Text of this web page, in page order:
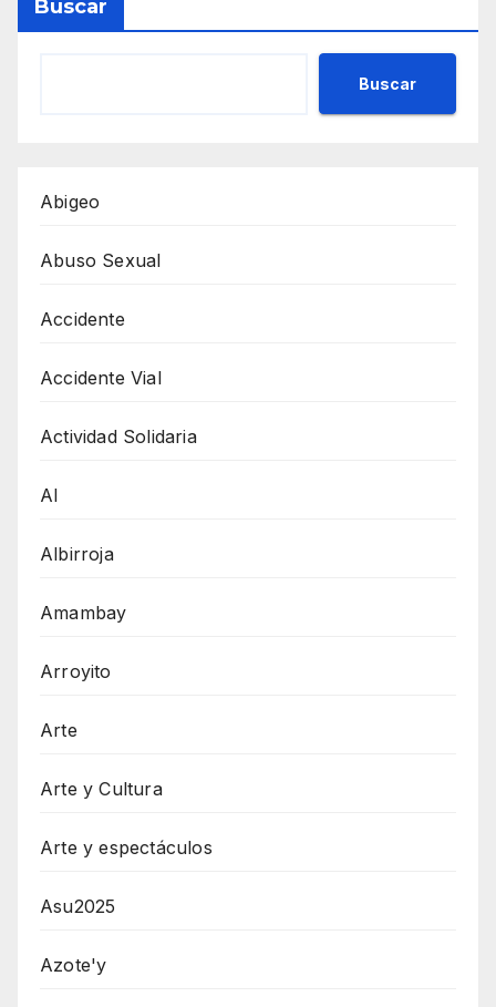
Buscar
Buscar
Abigeo
Abuso Sexual
Accidente
Accidente Vial
Actividad Solidaria
AI
Albirroja
Amambay
Arroyito
Arte
Arte y Cultura
Arte y espectáculos
Asu2025
Azote'y